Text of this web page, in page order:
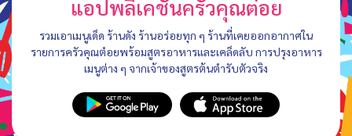
แอปพลิเคชันครัวคุณต๋อย
รวมเอาเมนูเด็ด ร้านดัง ร้านอร่อยทุก ๆ ร้านที่เคยออกอากาศใน
รายการครัวคุณต๋อยพร้อมสูตรอาหารและเคล็ดลับ การปรุงอาหาร
เมนูต่าง ๆ จากเจ้าของสูตรต้นตำรับตัวจริง